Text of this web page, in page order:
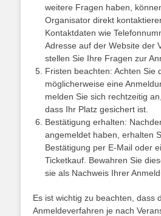
weitere Fragen haben,
Organisator direkt
Kontaktdaten wie
Adresse auf der Website der
stellen Sie Ihre Fragen zur
Fristen beachten: Achten Sie
möglicherweise eine
melden Sie sich rechtzeitig
dass Ihr Platz gesichert ist.
Bestätigung erhalten:
angemeldet haben, erhalten
Bestätigung per E-Mail oder
Ticketkauf. Bewahren Sie
sie als Nachweis Ihrer
Es ist wichtig zu beachten, dass
Anmeldeverfahren je nach